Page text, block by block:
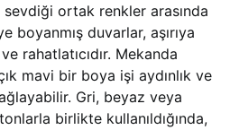
ortak renkler arasında
boyanmış duvarlar, aşırıya
rahatlatıcıdır. Mekanda
mavi bir boya işi aydınlık ve
Gri, beyaz veya
birlikte kullanıldığında,